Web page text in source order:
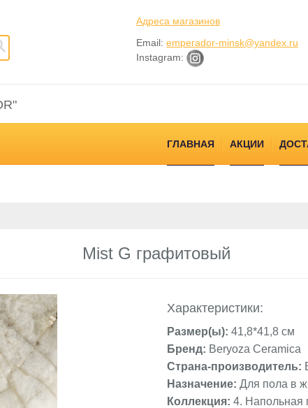
Адреса магазинов
Email: emperador-minsk@yandex.ru
Instagram:
ГЛАВНАЯ АКЦИИ
Mist G графитовый
Характеристики:
Размер(ы): 41,8*41,8 см
Бренд: Beryoza Ceramica
Страна-производитель:
Назначение: Для пола в
Коллекция: 4. Напольная